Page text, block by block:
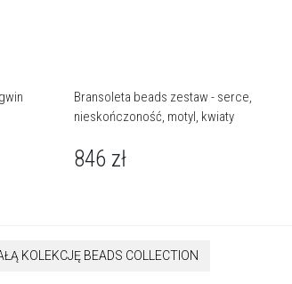
Bransoleta beads zestaw - serce,
nieskończoność, motyl, kwiaty
846 zł
KOLEKCJĘ BEADS COLLECTION